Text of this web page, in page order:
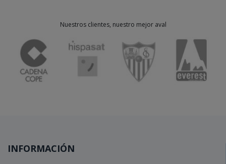
Nuestros clientes, nuestro mejor aval
INFORMACIÓN